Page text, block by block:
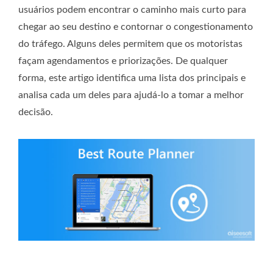
usuários podem encontrar o caminho mais curto para
chegar ao seu destino e contornar o congestionamento
do tráfego. Alguns deles permitem que os motoristas
façam agendamentos e priorizações. De qualquer
forma, este artigo identifica uma lista dos principais e
analisa cada um deles para ajudá-lo a tomar a melhor
decisão.